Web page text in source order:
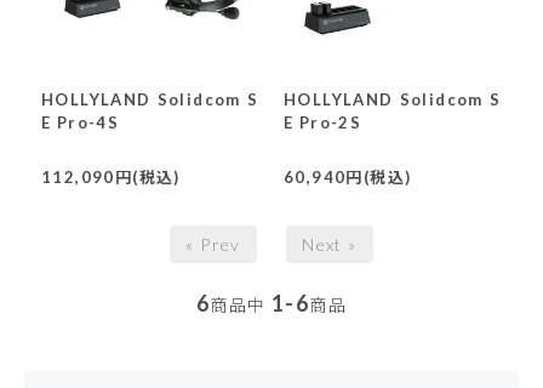
HOLLYLAND Solidcom S
E Pro-4S
112,090円(税込)
HOLLYLAND Solidcom S
E Pro-2S
60,940円(税込)
« Prev Next »
6商品中 1-6商品